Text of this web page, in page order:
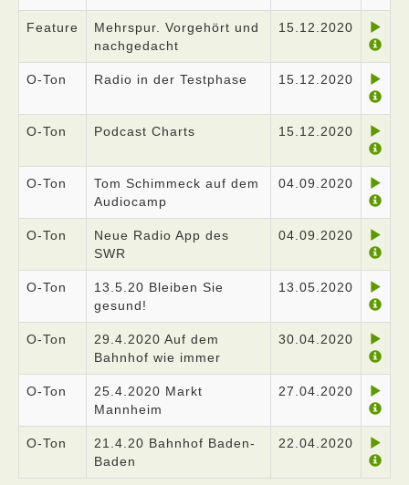
Feature
Mehrspur. Vorgehört und
nachgedacht
15.12.2020
O-Ton Radio in der Testphase 15.12.2020
O-Ton Podcast Charts 15.12.2020
O-Ton
Tom Schimmeck auf dem
Audiocamp
04.09.2020
O-Ton
Neue Radio App des
SWR
04.09.2020
O-Ton
13.5.20 Bleiben Sie
gesund!
13.05.2020
O-Ton
29.4.2020 Auf dem
Bahnhof wie immer
30.04.2020
O-Ton
25.4.2020 Markt
Mannheim
27.04.2020
O-Ton
21.4.20 Bahnhof Baden-
Baden
22.04.2020